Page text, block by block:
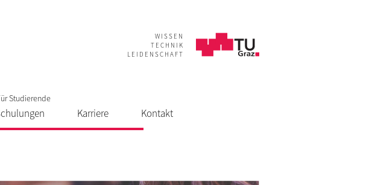
WISSEN
TECHNIK
LEIDENSCHAFT
Studierende
Karriere Kontakt